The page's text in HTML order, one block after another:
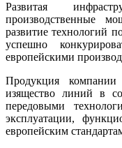
Развитая
производственные
развитие технологий
успешно
европейскими
Продукция
изящество линий в
передовыми
эксплуатации,
европейским